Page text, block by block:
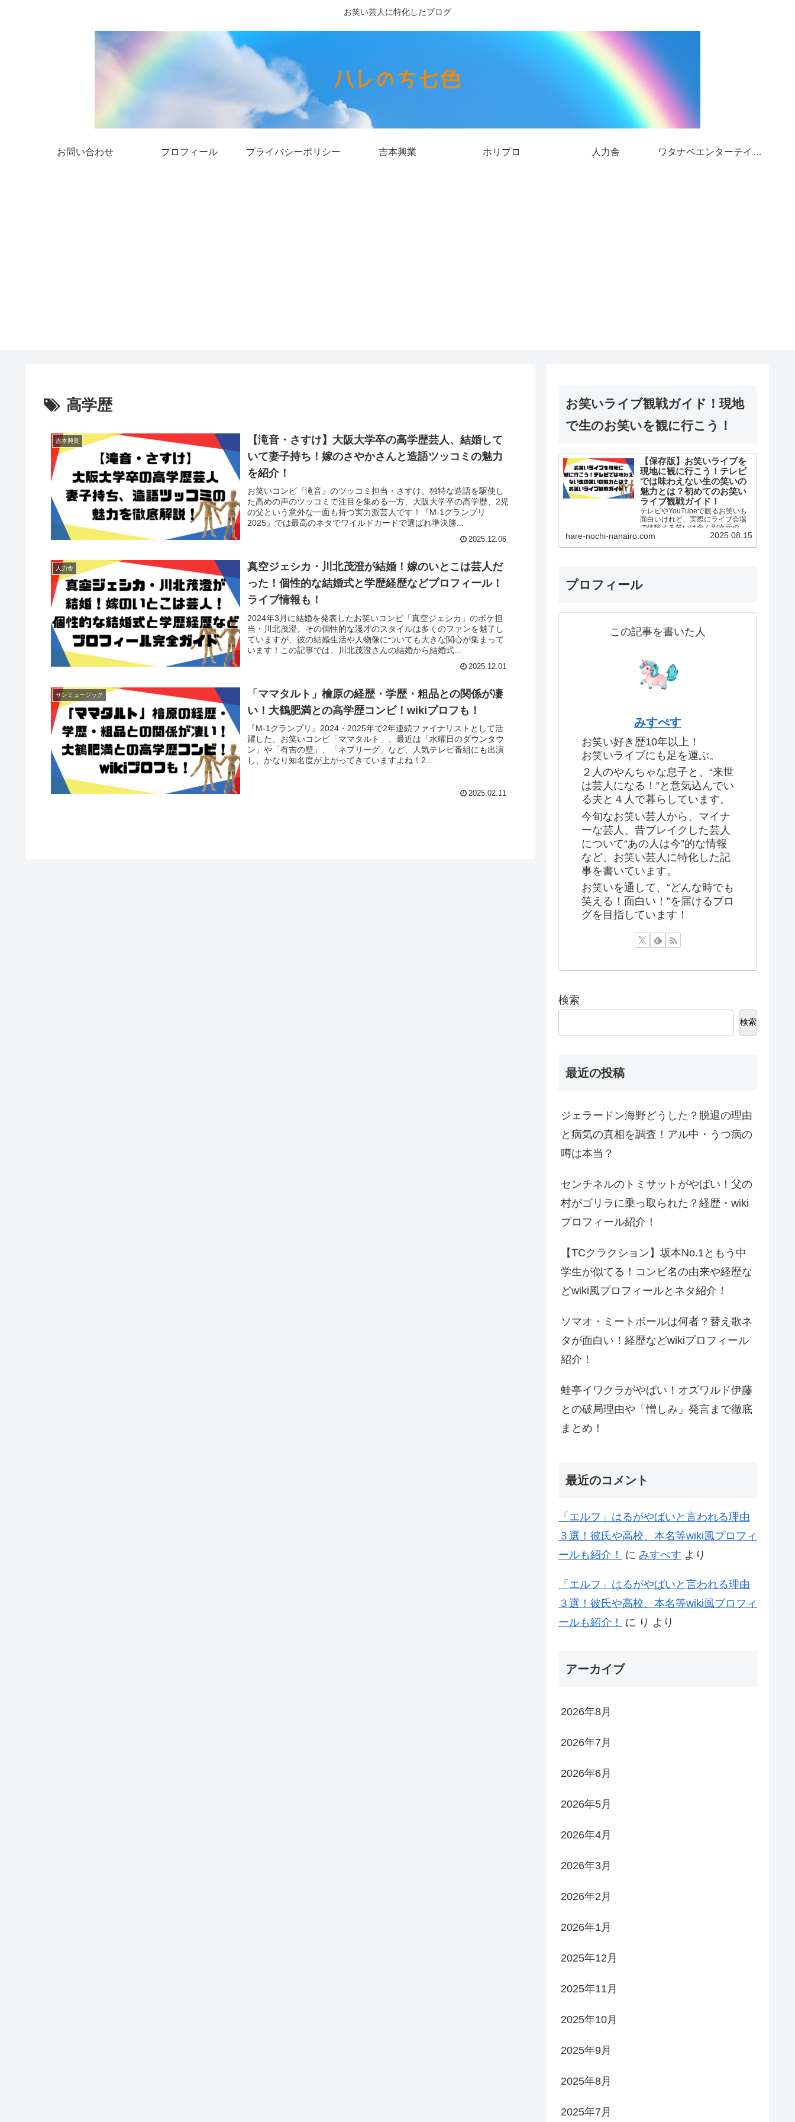
お笑い芸人に特化したブログ
お問い合わせ プロフィール プライバシーポリシー 吉本興業 ホリプロ 人力舎 ワタナベエンターテインメント
高学歴
吉本興業
【滝音・さすけ】大阪大学卒の高学歴芸人、結婚して
いて妻子持ち！嫁のさやかさんと造語ツッコミの魅力
を紹介！
お笑いコンビ『滝音』のツッコミ担当・さすけ。独特な造語を駆使し
た高めの声のツッコミで注目を集める一方、大阪大学卒の高学歴、2児
の父という意外な一面も持つ実力派芸人です！『M-1グランプリ
2025』では最高のネタでワイルドカードで選ばれ準決勝...
2025.12.06
人力舎
真空ジェシカ・川北茂澄が結婚！嫁のいとこは芸人だ
った！個性的な結婚式と学歴経歴などプロフィール！
ライブ情報も！
2024年3月に結婚を発表したお笑いコンビ「真空ジェシカ」のボケ担
当・川北茂澄。その個性的な漫才のスタイルは多くのファンを魅了し
ていますが、彼の結婚生活や人物像についても大きな関心が集まって
います！この記事では、川北茂澄さんの結婚から結婚式...
2025.12.01
サンミュージック
「ママタルト」檜原の経歴・学歴・粗品との関係が凄
い！大鶴肥満との高学歴コンビ！wikiプロフも！
『M-1グランプリ』2024・2025年で2年連続ファイナリストとして活
躍した、お笑いコンビ「ママタルト」。最近は「水曜日のダウンタウ
ン」や「有吉の壁」、「ネプリーグ」など、人気テレビ番組にも出演
し、かなり知名度が上がってきていますよね！2...
2025.02.11
お笑いライブ観戦ガイド！現地
で生のお笑いを観に行こう！
【保存版】お笑いライブを
現地に観に行こう！テレビ
では味わえない生の笑いの
魅力とは？初めてのお笑い
ライブ観戦ガイド！
テレビやYouTubeで観るお笑いも
面白いけれど、実際にライブ会場
で体験する笑いは全く別次元の体
験です！あなたも一度現地に足を
hare-nochi-nanairo.com 2025.08.15
プロフィール
この記事を書いた人
みすぺす
お笑い好き歴10年以上！
お笑いライブにも足を運ぶ。
２人のやんちゃな息子と、“来世
は芸人になる！”と意気込んでい
る夫と４人で暮らしています。
今旬なお笑い芸人から、マイナ
ーな芸人、昔ブレイクした芸人
について“あの人は今”的な情報
など、お笑い芸人に特化した記
事を書いています。
お笑いを通して、“どんな時でも
笑える！面白い！”を届けるブロ
グを目指しています！
検索
検索
最近の投稿
ジェラードン海野どうした？脱退の理由
と病気の真相を調査！アル中・うつ病の
噂は本当？
センチネルのトミサットがやばい！父の
村がゴリラに乗っ取られた？経歴・wiki
プロフィール紹介！
【TCクラクション】坂本No.1ともう中
学生が似てる！コンビ名の由来や経歴な
どwiki風プロフィールとネタ紹介！
ソマオ・ミートボールは何者？替え歌ネ
タが面白い！経歴などwikiプロフィール
紹介！
蛙亭イワクラがやばい！オズワルド伊藤
との破局理由や「憎しみ」発言まで徹底
まとめ！
最近のコメント
「エルフ」はるがやばいと言われる理由
３選！彼氏や高校、本名等wiki風プロフィ
ールも紹介！
に みすぺす より
「エルフ」はるがやばいと言われる理由
３選！彼氏や高校、本名等wiki風プロフィ
ールも紹介！
に り より
アーカイブ
2026年8月
2026年7月
2026年6月
2026年5月
2026年4月
2026年3月
2026年2月
2026年1月
2025年12月
2025年11月
2025年10月
2025年9月
2025年8月
2025年7月